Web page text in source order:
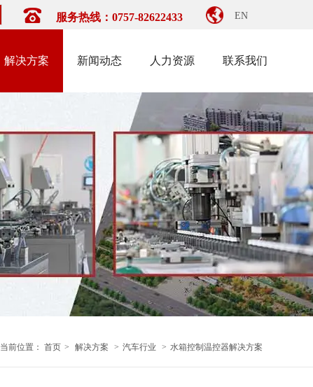
服务热线：0757-82622433 EN
解决方案 新闻动态 人力资源 联系我们
当前位置： 首页 > 解决方案 > 汽车行业 > 水箱控制温控器解决方案